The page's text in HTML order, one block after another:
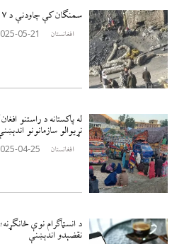
سمنګان کې چاودنې د ۷ تنو ژوند اخيستی
افغانستان 05-21
له پاکستانه د راستنو
نړيوالو سازمانونو
افغانستان 04-25
د انسټاګرام نوې
نقضېدو اندېښنې